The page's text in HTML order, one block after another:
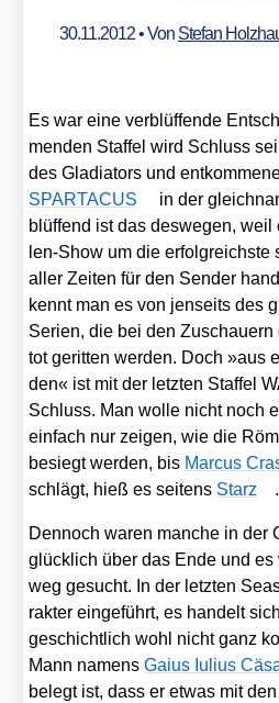
30.11.2012• Von Stefan
Es war eine ver­blüf­fen­de
men­den Staf­fel wird Schluss
des Gla­dia­tors und
SPARTACUS
in der
blüf­fend ist das des­we­gen,
len-Show um die
aller Zei­ten für den Sen­der
kennt man es von jen­seits des
Seri­en, die bei den Zuschau­ern
tot gerit­ten wer­den. Doch »aus
den« ist mit der letz­ten Staf­fel
Schluss. Man wol­le nicht noch
ein­fach nur zei­gen, wie die
besiegt wer­den, bis Mar­cus
schlägt, hieß es sei­tens Starz .
Den­noch waren man­che in der
glück­lich über das Ende und
weg gesucht. In der letz­ten
rak­ter ein­ge­führt, es han­delt
geschicht­lich wohl nicht ganz
Mann namensGai­us Iuli­us
belegt ist, dass er etwas mit